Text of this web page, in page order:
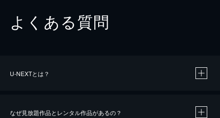
よくある質問
U-NEXTとは？
なぜ見放題作品とレンタル作品があるの？